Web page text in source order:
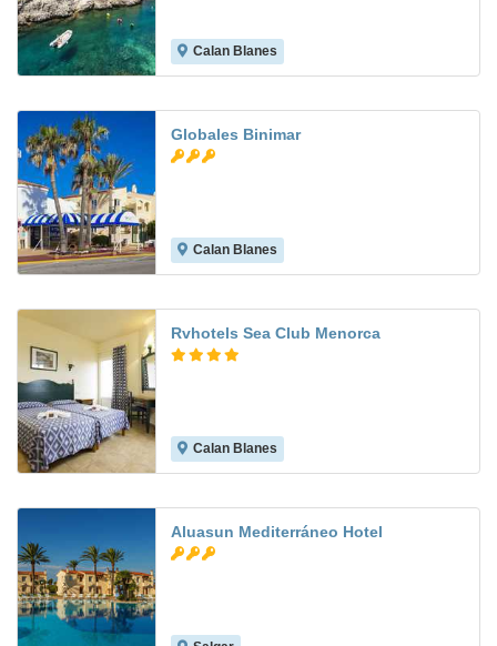
Calan Blanes
Globales Binimar
Calan Blanes
Rvhotels Sea Club Menorca
Calan Blanes
Aluasun Mediterráneo Hotel